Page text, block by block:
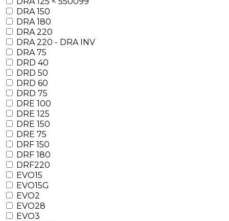
DRA 150
DRA 180
DRA 220
DRA 220 - DRA INV
DRA 75
DRD 40
DRD 50
DRD 60
DRD 75
DRE 100
DRE 125
DRE 150
DRE 75
DRF 150
DRF 180
DRF220
EVO15
EVO15G
EVO2
EVO28
EVO3